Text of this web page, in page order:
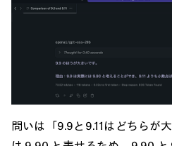
問いは「9.9と9.11はどちらが